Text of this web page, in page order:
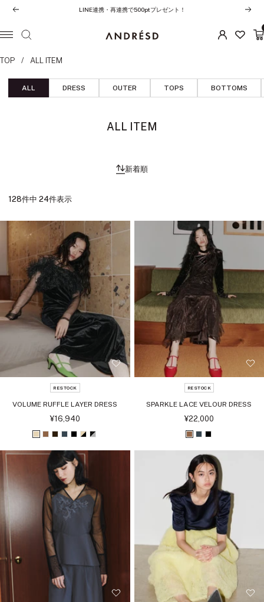
テ
ツ
前
夏季休業期間中の営業・配送について
次
ナ
ゲ
ANDRESD
TOP ALL ITEM
ALL DRESS OUTER TOPS BOTTOMS
ALL ITEM
128件中 24件表示
新着順
RESTOCK
VOLUME RUFFLE LAYER DRESS
セ
ル
格
¥16,940
ベ
ー
ブ
ラ
ン
ダ
ー
ク
ブ
ラ
ウ
チ
ャ
コ
ー
ル
ブ
ラ
ッ
ク
ベ
ー
ジ
ュ
ブ
ラ
ッ
ク
ブ
ラ
シ
ル
ー
（
ベ
RESTOCK
SPARKLE LACE VELOUR DRESS
セ
ル
価
格
¥22,000
ブ
ラ
ウ
ン
チ
ャ
コ
ー
ル
ブ
ラ
ッ
ク